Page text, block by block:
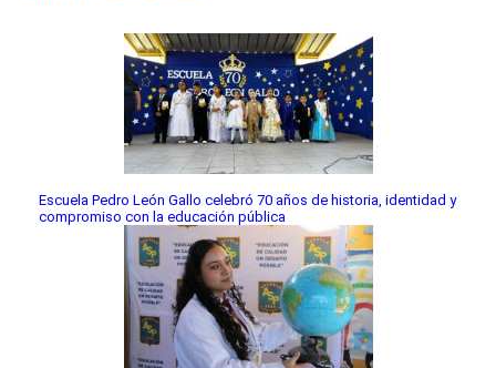
Escuela Pedro León Gallo celebró 70 años de historia, identidad y
compromiso con la educación pública